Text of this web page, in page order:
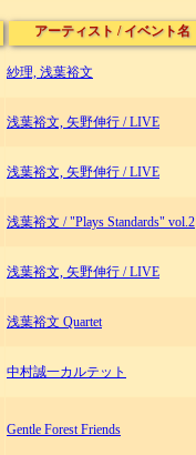
アーティスト / イベント名
紗理, 浅葉裕文
浅葉裕文, 矢野伸行 /LIVE
浅葉裕文, 矢野伸行 /LIVE
浅葉裕文 /"Plays Standards" vol.2
浅葉裕文, 矢野伸行 /LIVE
浅葉裕文 Quartet
中村誠一カルテット
Gentle Forest Friends